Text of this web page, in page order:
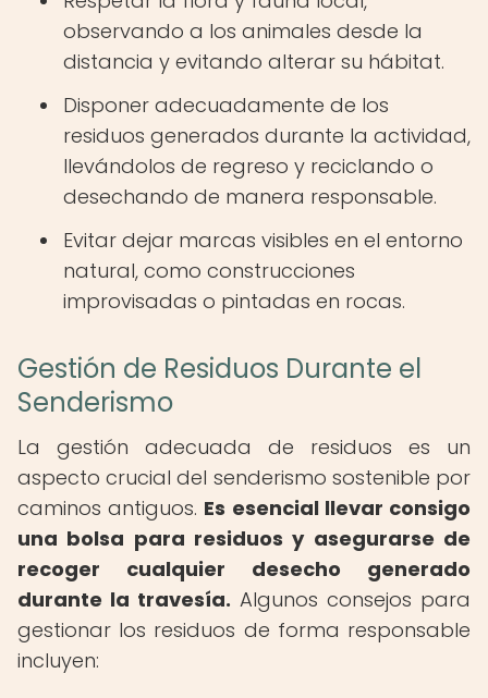
observando a los animales desde la
distancia y evitando alterar su hábitat.
Disponer adecuadamente de los
residuos generados durante la actividad,
llevándolos de regreso y reciclando o
desechando de manera responsable.
Evitar dejar marcas visibles en el entorno
natural, como construcciones
improvisadas o pintadas en rocas.
Gestión de Residuos Durante el
Senderismo
La gestión adecuada de residuos es un
aspecto crucial del senderismo sostenible por
caminos antiguos. Es esencial llevar consigo
una bolsa para residuos y asegurarse de
recoger cualquier desecho generado
durante la travesía. Algunos consejos para
gestionar los residuos de forma responsable
incluyen: